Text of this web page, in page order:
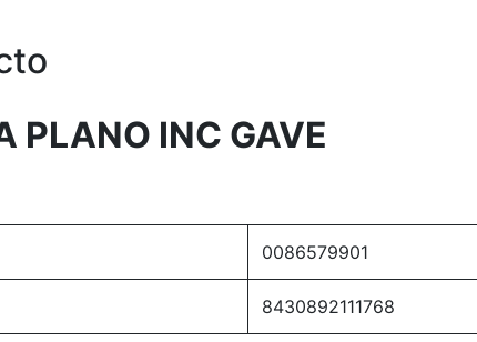
PLANO INC GAVE
0086579901
8430892111768